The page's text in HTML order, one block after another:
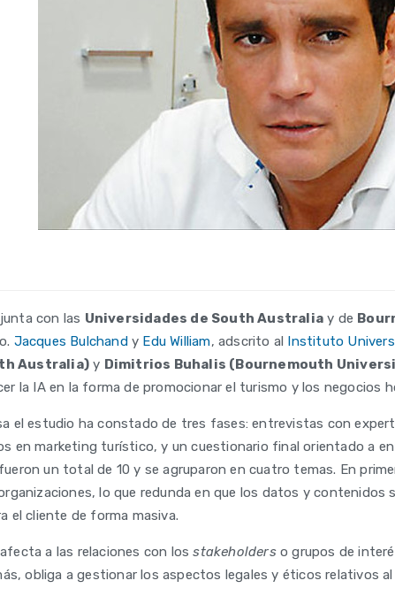
con las Universidades de South Australia y de
Jacques Bulchandy Edu William, adscrito al Instituto
Australia) y Dimitrios Buhalis (Bournemouth
la IA en la forma de promocionar el turismo y los negocios
el estudio ha constado de tres fases: entrevistas con
en marketing turístico, y un cuestionario final orientado a
un total de 10 y se agruparon en cuatro temas. En
lo que redunda en que los datos y
el cliente de forma masiva.
a las relaciones con losstakeholderso grupos de
obliga a gestionar los aspectos legales y éticos relativos